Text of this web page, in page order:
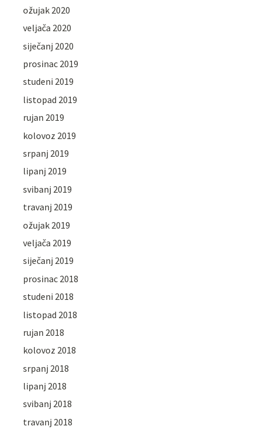
ožujak 2020
veljača 2020
siječanj 2020
prosinac 2019
studeni 2019
listopad 2019
rujan 2019
kolovoz 2019
srpanj 2019
lipanj 2019
svibanj 2019
travanj 2019
ožujak 2019
veljača 2019
siječanj 2019
prosinac 2018
studeni 2018
listopad 2018
rujan 2018
kolovoz 2018
srpanj 2018
lipanj 2018
svibanj 2018
travanj 2018